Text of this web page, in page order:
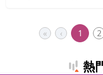
額，將從原先的300萬
與行動郵局金額併計，
« ‹ 1 2
熱